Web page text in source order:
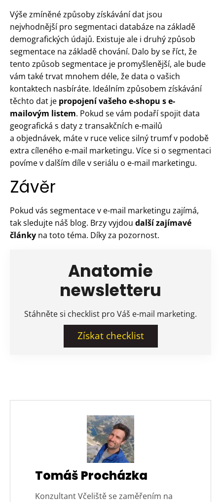
Výše zmíněné způsoby získávání dat jsou
nejvhodnější pro segmentaci databáze na základě
demografických údajů. Existuje ale i druhý způsob
segmentace na základě chování. Dalo by se říct, že
tento způsob segmentace je promyšlenější, ale bude
vám také trvat mnohem déle, že data o vašich
kontaktech nasbíráte. Ideálním způsobem získávání
těchto dat je propojení vašeho e-shopu s e-
mailovým listem. Pokud se vám podaří spojit data
geografická s daty z transakčních e-mailů
a objednávek, máte v ruce velice silný trumf v podobě
extra cíleného e-mail marketingu. Více si o segmentaci
povíme v dalším díle v seriálu o e-mail marketingu.
Závěr
Pokud vás segmentace v e-mail marketingu zajímá,
tak sledujte náš blog. Brzy vyjdou další zajímavé
články na toto téma. Díky za pozornost.
Anatomie
newsletteru
Stáhněte si checklist pro Váš e-mail marketing.
Získat checklist
Tomáš Procházka
Konzultant Včeliště se zaměřením na